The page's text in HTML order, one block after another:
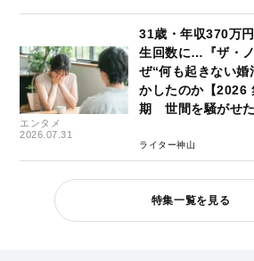
エンタメ
2026.07.31
31歳・年収370万
生回数に…『ザ・
ぜ“何も起きない
かしたのか【2026
期 世間を騒がせた
ライター神山
特集一覧を見る